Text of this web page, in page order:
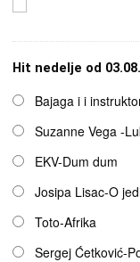
Hit nedelje od
OpcijeBajaga i i
Suzanne Vega -
EKV-Dum dum
Josipa Lisac-O
Toto-Afrika
Sergej Ćetković-